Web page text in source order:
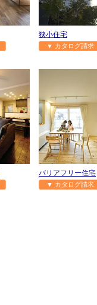
狭小住宅
▼ カタログ請
バリアフリー住宅
▼ カタログ請